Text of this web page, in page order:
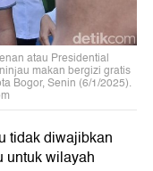
atau Presidential
makan bergizi gratis
Bogor, Senin (6/1/2025).
tidak diwajibkan
untuk wilayah